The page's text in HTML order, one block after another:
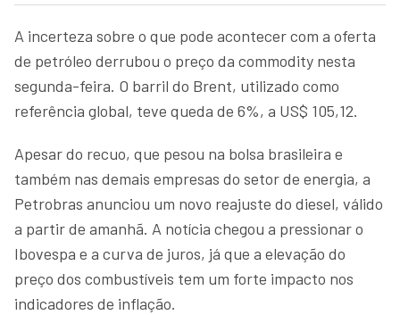
A incerteza sobre o que pode acontecer com a oferta
de petróleo derrubou o preço da commodity nesta
segunda-feira. O barril do Brent, utilizado como
referência global, teve queda de 6%, a US$ 105,12.
Apesar do recuo, que pesou na bolsa brasileira e
também nas demais empresas do setor de energia, a
Petrobras anunciou um novo reajuste do diesel, válido
a partir de amanhã. A notícia chegou a pressionar o
Ibovespa e a curva de juros, já que a elevação do
preço dos combustíveis tem um forte impacto nos
indicadores de inflação.